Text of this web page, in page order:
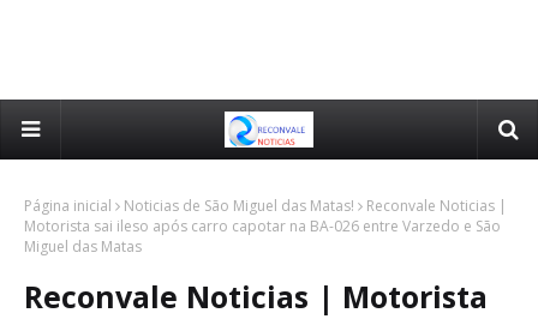
Página inicial Noticias de São Miguel das Matas!
Reconvale Noticias |
Motorista sai ileso após carro capotar na BA-026 entre Varzedo e São
Miguel das Matas
Reconvale Noticias | Motorista